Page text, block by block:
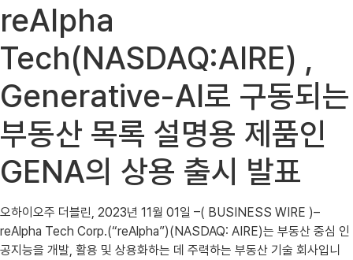
reAlpha
Tech(NASDAQ:AIRE) ,
Generative-AI로 구동되는
부동산 목록 설명용 제품인
GENA의 상용 출시 발표
오하이오주 더블린, 2023년 11월 01일 –( BUSINESS WIRE )–
reAlpha Tech Corp.(“reAlpha”)(NASDAQ: AIRE)는 부동산 중심 인
공지능을 개발, 활용 및 상용화하는 데 주력하는 부동산 기술 회사입니